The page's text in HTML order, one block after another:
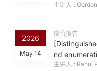
主讲人 :
2026
May 14
综合报告
nd
主讲人 : Rahul